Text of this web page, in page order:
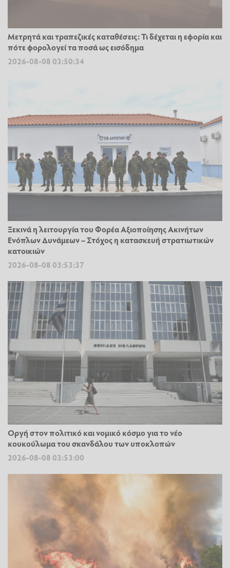
Μετρητά και τραπεζικές καταθέσεις: Τι δέχεται η εφορία και
πότε φορολογεί τα ποσά ως εισόδημα
2026-08-08 03:50:34
Ξεκινά η λειτουργία του Φορέα Αξιοποίησης Ακινήτων
Ενόπλων Δυνάμεων – Στόχος η κατασκευή στρατιωτικών
κατοικιών
2026-08-08 03:53:37
Οργή στον πολιτικό και νομικό κόσμο για το νέο
κουκούλωμα του σκανδάλου των υποκλοπών
2026-08-08 03:53:00